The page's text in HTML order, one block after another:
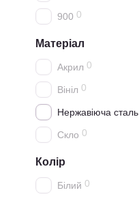
900 0
Матеріал
Акрил 0
Вініл 0
Нержавіюча сталь
Скло 0
Колір
Білий 0